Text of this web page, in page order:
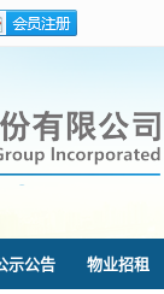
示公告 物业招租